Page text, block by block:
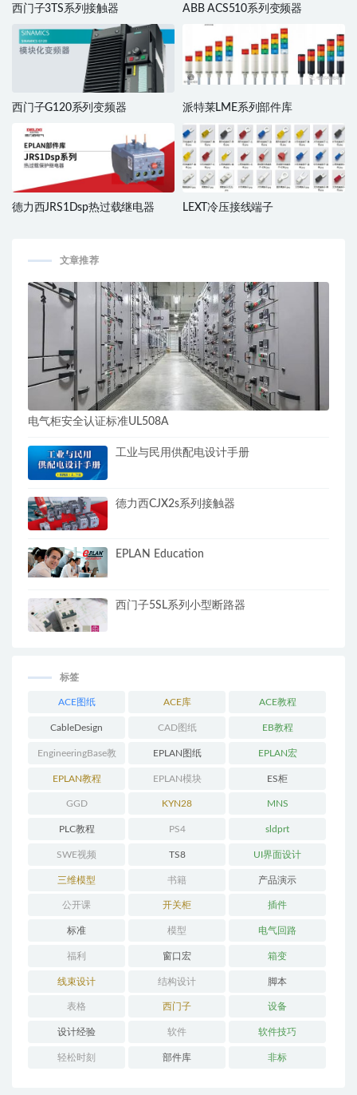
西门子3TS系列接触器 ABB ACS510系列变频器
西门子G120系列变频器 派特莱LME系列部件库
德力西JRS1Dsp热过载继电器 LEXT冷压接线端子
文章推荐
电气柜安全认证标准UL508A
工业与民用供配电设计手册
德力西CJX2s系列接触器
EPLAN Education
西门子5SL系列小型断路器
标签
ACE图纸 ACE库 ACE教程
CableDesign CAD图纸 EB教程
EngineeringBase教
程
EPLAN图纸 EPLAN宏
EPLAN教程 EPLAN模块 ES柜
GGD KYN28 MNS
PLC教程 PS4 sldprt
SWE视频 TS8 UI界面设计
三维模型 书籍 产品演示
公开课 开关柜 插件
标准 模型 电气回路
福利 窗口宏 箱变
线束设计 结构设计 脚本
表格 西门子 设备
设计经验 软件 软件技巧
轻松时刻 部件库 非标